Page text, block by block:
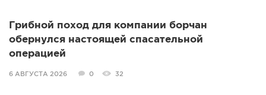
Грибной поход для компании борчан
обернулся настоящей спасательной
операцией
6 АВГУСТА 2026 0 32